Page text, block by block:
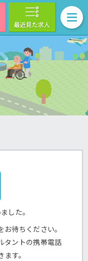
最近見た求人
した。
待ちください。
タントの携帯電話
す。